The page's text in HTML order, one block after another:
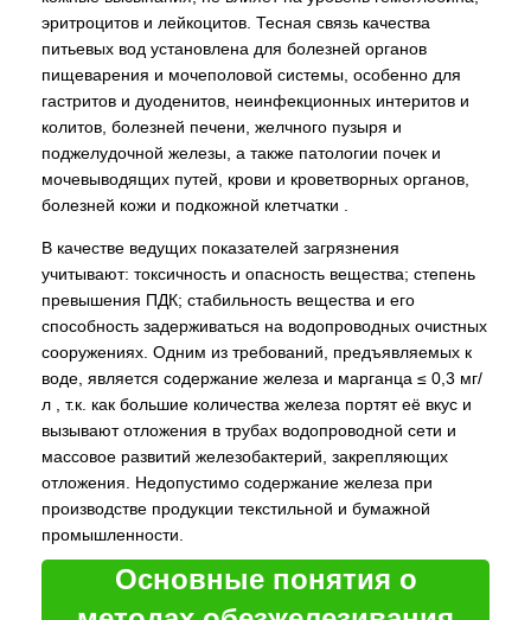
эритроцитов и лейкоцитов. Тесная связь качества
питьевых вод установлена для болезней органов
пищеварения и мочеполовой системы, особенно для
гастритов и дуоденитов, неинфекционных интеритов и
колитов, болезней печени, желчного пузыря и
поджелудочной железы, а также патологии почек и
мочевыводящих путей, крови и кроветворных органов,
болезней кожи и подкожной клетчатки .
В качестве ведущих показателей загрязнения
учитывают: токсичность и опасность вещества; степень
превышения ПДК; стабильность вещества и его
способность задерживаться на водопроводных очистных
сооружениях. Одним из требований, предъявляемых к
воде, является содержание железа и марганца ≤ 0,3 мг/
л , т.к. как большие количества железа портят её вкус и
вызывают отложения в трубах водопроводной сети и
массовое развитий железобактерий, закрепляющих
отложения. Недопустимо содержание железа при
производстве продукции текстильной и бумажной
промышленности.
Основные понятия о